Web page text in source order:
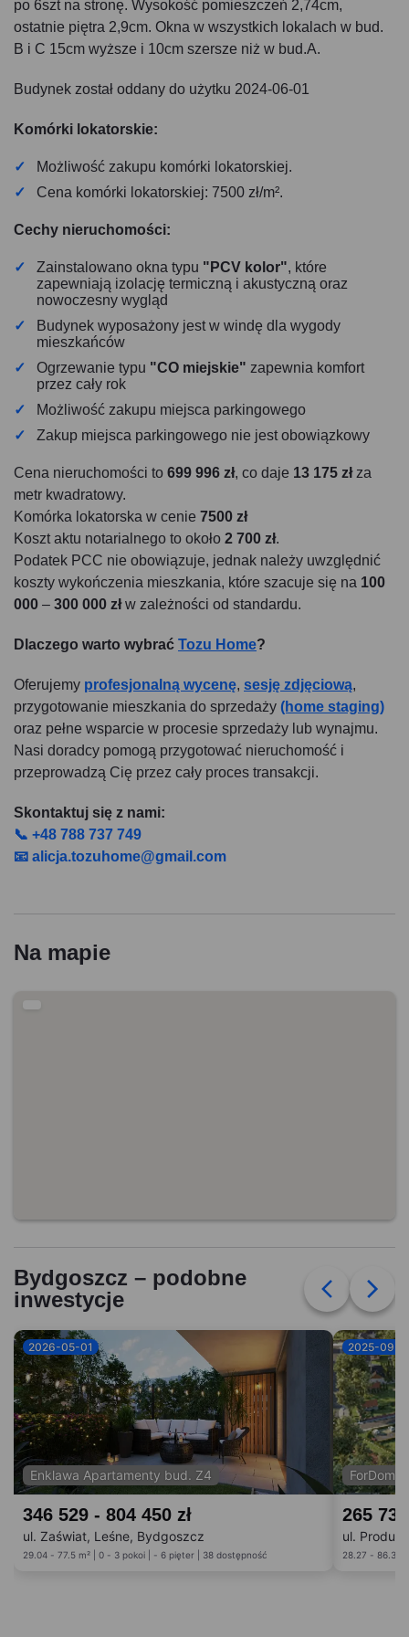
po 6szt na stronę. Wysokość pomieszczeń 2,74cm,
ostatnie piętra 2,9cm. Okna w wszystkich lokalach w bud.
B i C 15cm wyższe i 10cm szersze niż w bud.A.
Budynek został oddany do użytku 2024-06-01
Komórki lokatorskie:
Możliwość zakupu komórki lokatorskiej.
Cena komórki lokatorskiej: 7500 zł/m².
Cechy nieruchomości:
Zainstalowano okna typu "PCV kolor", które
zapewniają izolację termiczną i akustyczną oraz
nowoczesny wygląd
Budynek wyposażony jest w windę dla wygody
mieszkańców
Ogrzewanie typu "CO miejskie" zapewnia komfort
przez cały rok
Możliwość zakupu miejsca parkingowego
Zakup miejsca parkingowego nie jest obowiązkowy
Cena nieruchomości to 699 996 zł, co daje 13 175 złza
metr kwadratowy.
Komórka lokatorska w cenie 7500 zł
Koszt aktu notarialnego to około 2 700 zł.
Podatek PCC nie obowiązuje, jednak należy uwzględnić
koszty wykończenia mieszkania, które szacuje się na 100
000 – 300 000 złw zależności od standardu.
Dlaczego warto wybrać Tozu Home?
Oferujemy profesjonalną wycenę, sesję zdjęciową,
przygotowanie mieszkania do sprzedaży (home staging)
oraz pełne wsparcie w procesie sprzedaży lub wynajmu.
Nasi doradcy pomogą przygotować nieruchomość i
przeprowadzą Cię przez cały proces transakcji.
Skontaktuj się z nami:
📞 +48 788 737 749
📧 alicja.tozuhome@gmail.com
Na mapie
Bydgoszcz – podobne
inwestycje
2026-05-01
Enklawa Apartamenty bud. Z4
346 529 - 804 450 zł
ul. Zaświat, Leśne, Bydgoszcz
29.04 - 77.5 m² | 0 - 3 pokoi | - 6 pięter | 38 dostępność
2025-09-
ForDom
265
ul.